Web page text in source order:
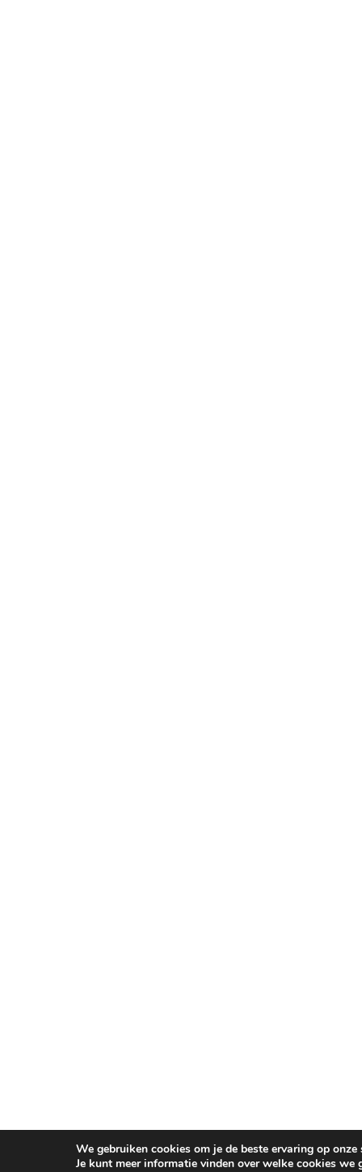
We gebruiken cookies om je de beste ervaring op onze
Je kunt meer informatie vinden over welke cookies